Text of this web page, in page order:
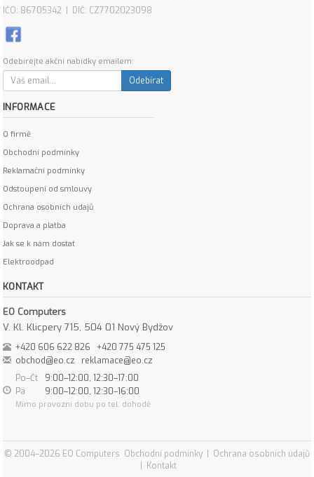
IČO: 86705342 | DIČ: CZ7702023098
Odebírejte akční nabídky emailem:
Odebírat
INFORMACE
O firmě
Obchodní podmínky
Reklamační podmínky
Odstoupení od smlouvy
Ochrana osobních údajů
Doprava a platba
Jak se k nám dostat
Elektroodpad
KONTAKT
EO Computers
V. Kl. Klicpery 715, 504 01 Nový Bydžov
+420 606 622 826
+420 775 475 125
obchod@eo.cz
reklamace@eo.cz
Po–Čt
9:00–12:00, 12:30–17:00
Pá
9:00–12:00, 12:30–16:00
Mimo provozní dobu po tel. dohodě
© 2004–2026 EO Computers Obchodní podmínky
Ochrana osobních údajů
Kontakt